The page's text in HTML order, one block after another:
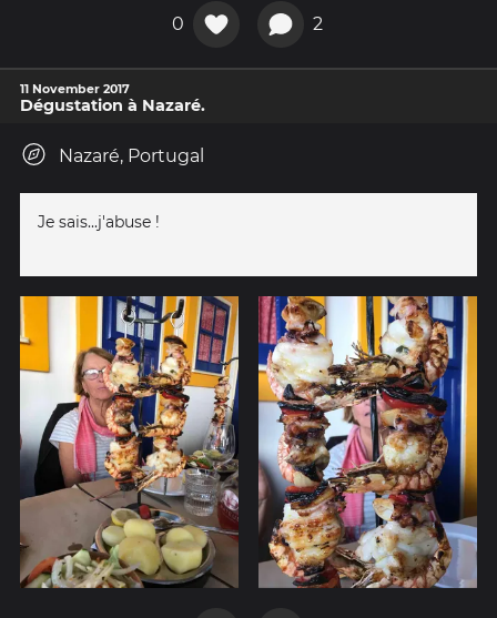
0 2
11 November 2017
Dégustation à Nazaré.
Nazaré, Portugal
Je sais...j'abuse !